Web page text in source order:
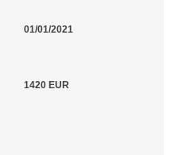
01/01/2021
1420 EUR